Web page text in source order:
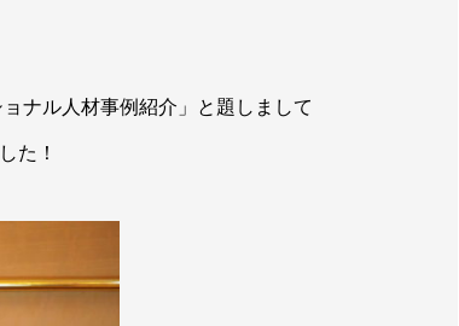
ナル人材事例紹介」と題しまして
た！